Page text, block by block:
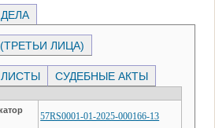
ЛИЦА)
СУДЕБНЫЕ АКТЫ
57RS0001-01-2025-000166-13